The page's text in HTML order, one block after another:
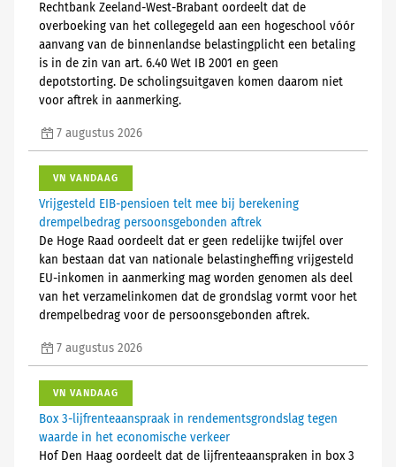
Rechtbank Zeeland-West-Brabant oordeelt dat de
overboeking van het collegegeld aan een hogeschool vóór
aanvang van de binnenlandse belastingplicht een betaling
is in de zin van art. 6.40 Wet IB 2001 en geen
depotstorting. De scholingsuitgaven komen daarom niet
voor aftrek in aanmerking.
7 augustus 2026
VN VANDAAG
Vrijgesteld EIB-pensioen telt mee bij berekening
drempelbedrag persoonsgebonden aftrek
De Hoge Raad oordeelt dat er geen redelijke twijfel over
kan bestaan dat van nationale belastingheffing vrijgesteld
EU-inkomen in aanmerking mag worden genomen als deel
van het verzamelinkomen dat de grondslag vormt voor het
drempelbedrag voor de persoonsgebonden aftrek.
7 augustus 2026
VN VANDAAG
Box 3-lijfrenteaanspraak in rendementsgrondslag tegen
waarde in het economische verkeer
Hof Den Haag oordeelt dat de lijfrenteaanspraken in box 3